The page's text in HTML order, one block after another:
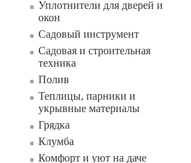
Уплотнители для дверей и
окон
Садовый инструмент
Садовая и строительная
техника
Полив
Теплицы, парники и
укрывные материалы
Грядка
Клумба
Комфорт и уют на даче